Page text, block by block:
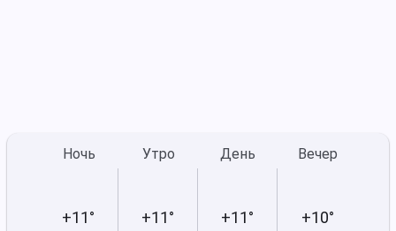
Ночь
+11°
Утро
+11°
День
+11°
Вечер
+10°